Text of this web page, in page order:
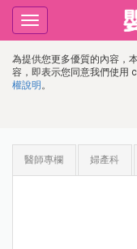
為提供您更多優質的內容，
容，即表示您同意我們使用
權說明 。
Toggle
navigation
醫師專欄 婦產科